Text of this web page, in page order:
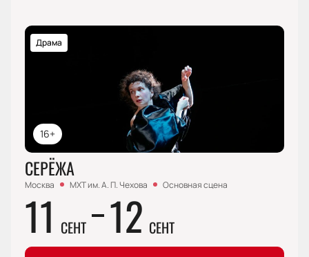
16+
Драма
СЕРЁЖА
Москва МХТ им. А. П. Чехова Основная сцена
11 СЕНТ 12 СЕНТ